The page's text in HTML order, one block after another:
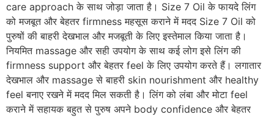
care approach के साथ जोड़ा जाता है। Size 7 Oil के फायदे लिंग
को मजबूत और बेहतर firmness महसूस कराने में मदद Size 7 Oil को
पुरुषों की बाहरी देखभाल और मजबूती के लिए इस्तेमाल किया जाता है।
नियमित massage और सही उपयोग के साथ कई लोग इसे लिंग की
firmness support और बेहतर feel के लिए उपयोग करते हैं। लगातार
देखभाल और massage से बाहरी skin nourishment और healthy
feel बनाए रखने में मदद मिल सकती है। लिंग को लंबा और मोटा feel
कराने में सहायक बहुत से पुरुष अपने body confidence और बेहतर